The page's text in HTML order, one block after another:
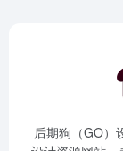
后期狗（GO）